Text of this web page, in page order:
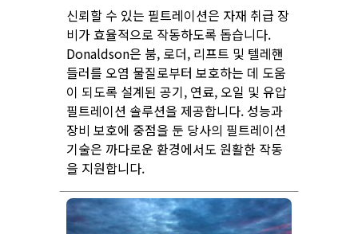
신뢰할 수 있는 필트레이션은 자재 취급 장
비가 효율적으로 작동하도록 돕습니다.
Donaldson은 붐, 로더, 리프트 및 텔레핸
들러를 오염 물질로부터 보호하는 데 도움
이 되도록 설계된 공기, 연료, 오일 및 유압
필트레이션 솔루션을 제공합니다. 성능과
장비 보호에 중점을 둔 당사의 필트레이션
기술은 까다로운 환경에서도 원활한 작동
을 지원합니다.